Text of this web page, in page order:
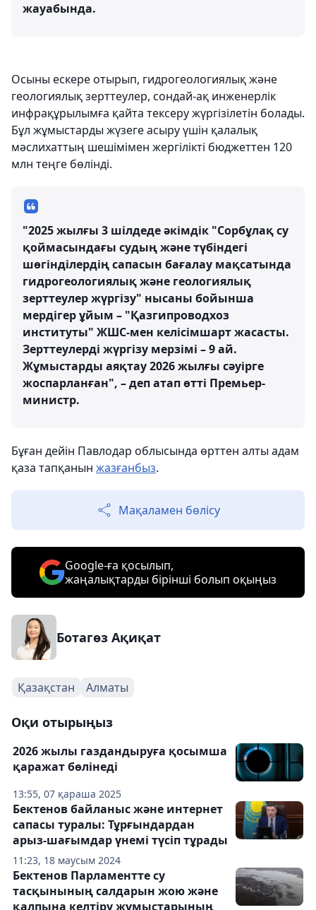
жауабында.
Осыны ескере отырып, гидрогеологиялық және
геологиялық зерттеулер, сондай-ақ инженерлік
инфрақұрылымға қайта тексеру жүргізілетін болады.
Бұл жұмыстарды жүзеге асыру үшін қалалық
мәслихаттың шешімімен жергілікті бюджеттен 120
млн теңге бөлінді.
"2025 жылғы 3 шілдеде әкімдік "Сорбұлақ су
қоймасындағы судың және түбіндегі
шөгінділердің сапасын бағалау мақсатында
гидрогеологиялық және геологиялық
зерттеулер жүргізу" нысаны бойынша
мердігер ұйым – "Қазгипроводхоз
институты" ЖШС-мен келісімшарт жасасты.
Зерттеулерді жүргізу мерзімі – 9 ай.
Жұмыстарды аяқтау 2026 жылғы сәуірге
жоспарланған", – деп атап өтті Премьер-
министр.
Бұған дейін Павлодар облысында өрттен алты адам
қаза тапқанын жазғанбыз.
Мақаламен бөлісу
Google-ға қосылып,
жаңалықтарды бірінші болып оқыңыз
Ботагөз Ақиқат
Қазақстан Алматы
Оқи отырыңыз
13:55, 07 қараша 2025
2026 жылы газдандыруға қосымша
қаражат бөлінеді
11:23, 18 маусым 2024
Бектенов байланыс және интернет
сапасы туралы: Тұрғындардан
арыз-шағымдар үнемі түсіп тұрады
Бектенов Парламентте су
тасқынының салдарын жою және
қалпына келтіру жұмыстарының